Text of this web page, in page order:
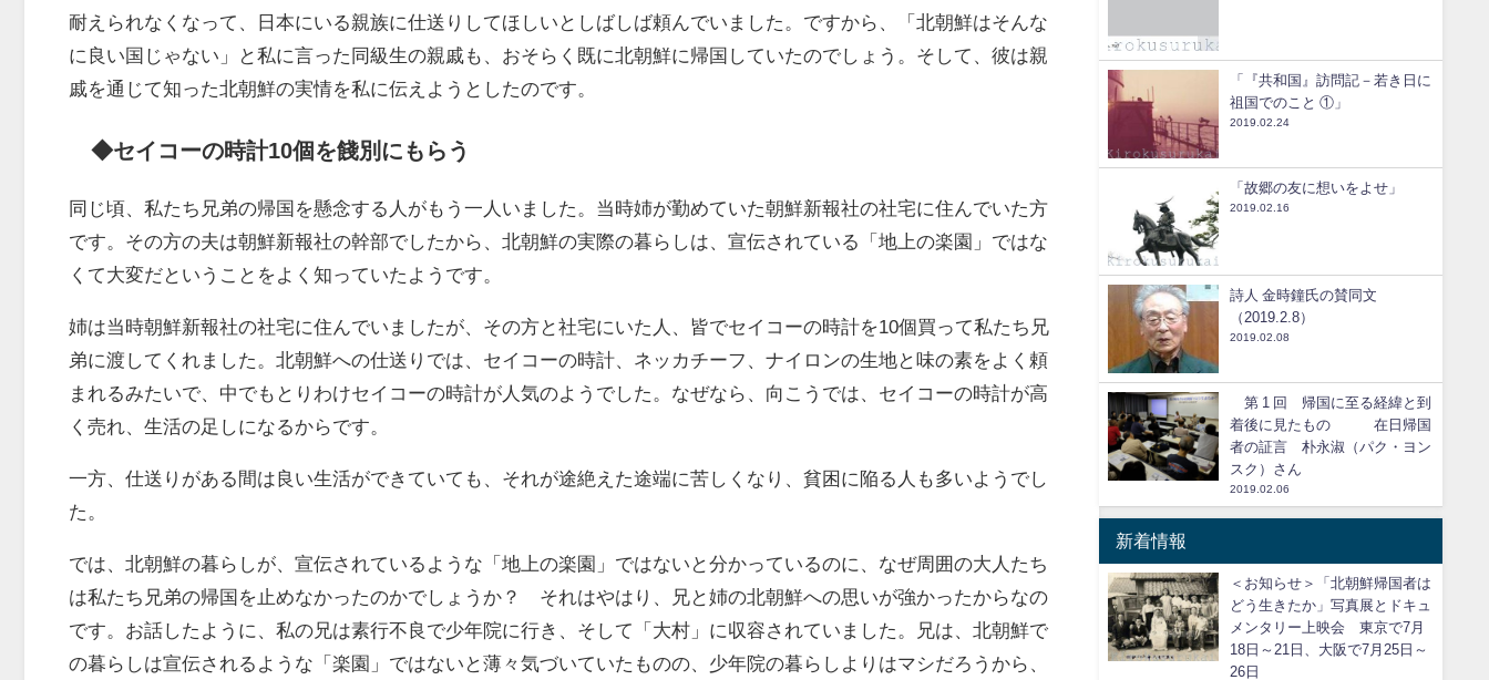
耐えられなくなって、日本にいる親族に仕送りしてほしいとしばしば頼んでいました。ですから、「北朝鮮はそんな
に良い国じゃない」と私に言った同級生の親戚も、おそらく既に北朝鮮に帰国していたのでしょう。そして、彼は親
戚を通じて知った北朝鮮の実情を私に伝えようとしたのです。
◆セイコーの時計10個を餞別にもらう
同じ頃、私たち兄弟の帰国を懸念する人がもう一人いました。当時姉が勤めていた朝鮮新報社の社宅に住んでいた方
です。その方の夫は朝鮮新報社の幹部でしたから、北朝鮮の実際の暮らしは、宣伝されている「地上の楽園」ではな
くて大変だということをよく知っていたようです。
姉は当時朝鮮新報社の社宅に住んでいましたが、その方と社宅にいた人、皆でセイコーの時計を10個買って私たち兄
弟に渡してくれました。北朝鮮への仕送りでは、セイコーの時計、ネッカチーフ、ナイロンの生地と味の素をよく頼
まれるみたいで、中でもとりわけセイコーの時計が人気のようでした。なぜなら、向こうでは、セイコーの時計が高
く売れ、生活の足しになるからです。
一方、仕送りがある間は良い生活ができていても、それが途絶えた途端に苦しくなり、貧困に陥る人も多いようでし
た。
では、北朝鮮の暮らしが、宣伝されているような「地上の楽園」ではないと分かっているのに、なぜ周囲の大人たち
は私たち兄弟の帰国を止めなかったのかでしょうか？ それはやはり、兄と姉の北朝鮮への思いが強かったからなの
です。お話したように、私の兄は素行不良で少年院に行き、そして「大村」に収容されていました。兄は、北朝鮮で
の暮らしは宣伝されるような「楽園」ではないと薄々気づいていたものの、少年院の暮らしよりはマシだろうから、
「『共和国』訪問記－若き日に
祖国でのこと ①」
2019.02.24
「故郷の友に想いをよせ」
2019.02.16
詩人 金時鐘氏の賛同文
（2019.2.8）
2019.02.08
第 1 回 帰国に至る経緯と到
着後に見たもの 在日帰国
者の証言 朴永淑（パク・ヨン
スク）さん
2019.02.06
新着情報
＜お知らせ＞「北朝鮮帰国者は
どう生きたか」写真展とドキュ
メンタリー上映会 東京で7月
18日～21日、大阪で7月25日～
26日